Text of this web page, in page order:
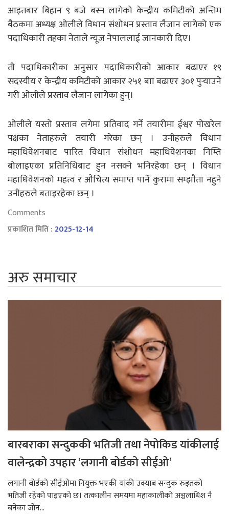
आइतबार बिहान ९ बजे बस्न लागेको केन्द्रीय कमिटीको अन्तिम
बैठकमा अध्यक्ष ओलीले विधान संशोधन प्रस्ताव लैजान लागेको एक
पदाधिकारी तहका नेताले न्यूज नेपाललाई जानकारी दिए।
ती पदाधिकारीका अनुसार पदाधिकारीको आकार बढाएर १९
सदस्यीय र केन्द्रीय कमिटीको आकार २५१ बाा बढाएर ३०१ पुर्‍याउने
गरी ओलीले प्रस्ताव लैजान लागेका हुन्।
ओलीले यस्तो प्रस्ताव लगेमा प्रतिवाद गर्ने तयारीमा ईश्वर पोखरेल
पक्षका नेताहरुले तयारी गरेका छन् । उनीहरुले विधान
महाधिवेशनबाट पारित विधान संशोधन महाधिवेशनका निम्ति
बोलाइएका प्रतिनिधिबाट हुन नसक्ने भनिरहेका छन् । विधान
महाधिवेशनको महत्व र औचित्य समाप्त पार्ने कुरामा सम्झाैता नहुने
उनीहरुले बताइरहेका छन् ।
Comments
प्रकाशित मिति :2025-12-14
अरु समाचार
बारबराका सन्दुककी भतिजी तथा नेपोकिड यांकीलाई
वालेन्द्रको उपहार ‘लगानी बोर्डको सीईओ’
लगानी बोर्डको सीईओमा नियुक्त भएकी यांकी उक्याब सन्दुक रुइतको
भतिजी रहेको पाइएको छ। तत्कालीन समयमा महाकालीको अञ्चलाधिश नै
बनेका जोन...